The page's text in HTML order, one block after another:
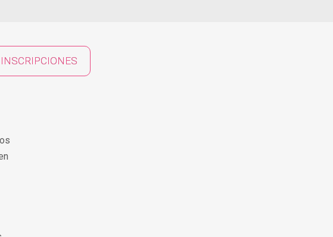
INSCRIPCIONES